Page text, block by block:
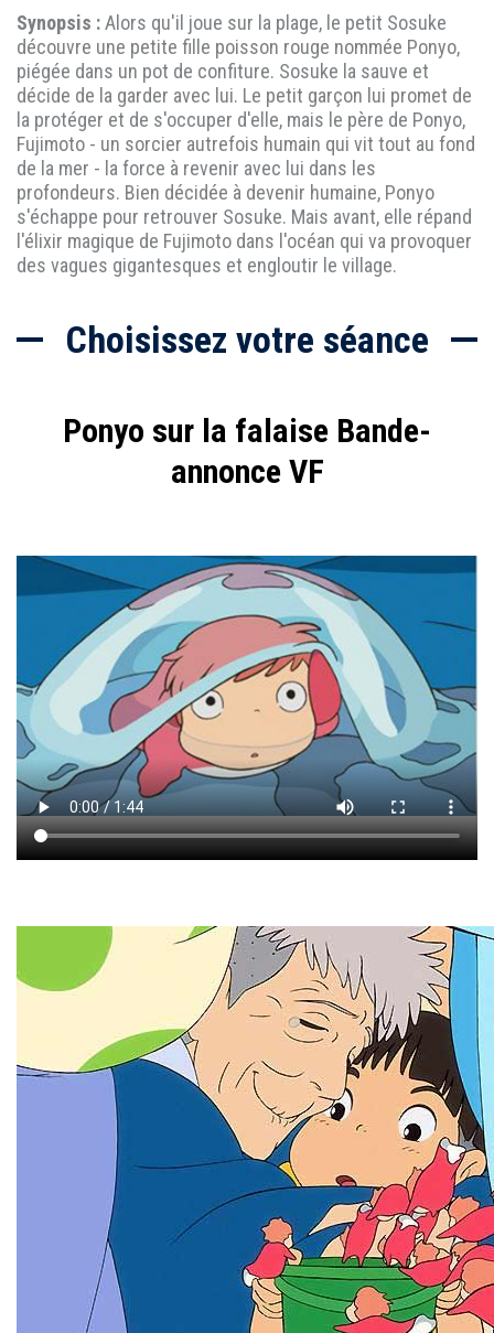
Synopsis :Alors qu'il joue sur la plage, le petit Sosuke
découvre une petite fille poisson rouge nommée Ponyo,
piégée dans un pot de confiture. Sosuke la sauve et
décide de la garder avec lui. Le petit garçon lui promet de
la protéger et de s'occuper d'elle, mais le père de Ponyo,
Fujimoto - un sorcier autrefois humain qui vit tout au fond
de la mer - la force à revenir avec lui dans les
profondeurs. Bien décidée à devenir humaine, Ponyo
s'échappe pour retrouver Sosuke. Mais avant, elle répand
l'élixir magique de Fujimoto dans l'océan qui va provoquer
des vagues gigantesques et engloutir le village.
Choisissez votre séance
Ponyo sur la falaise Bande-
annonce VF